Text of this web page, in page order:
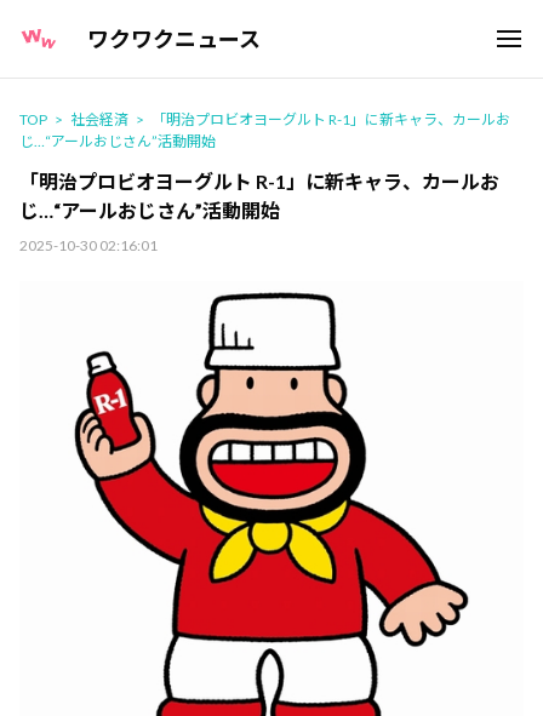
ワクワクニュース
TOP 社会経済
「明治プロビオヨーグルト R-1」に新キャラ、カールお
じ…“アールおじさん”活動開始
「明治プロビオヨーグルト R-1」に新キャラ、カールお
じ…“アールおじさん”活動開始
2025-10-30 02:16:01